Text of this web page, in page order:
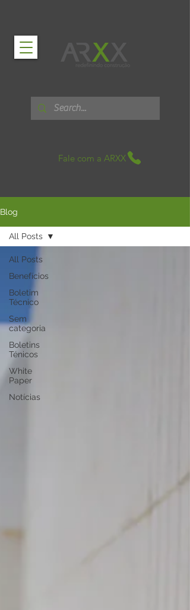
Fale com a ARXX
Blog
All Posts
Benefícios
Boletim
Técnico
Sem
categoria
Boletins
Ténicos
White
Paper
Notícias
All Posts